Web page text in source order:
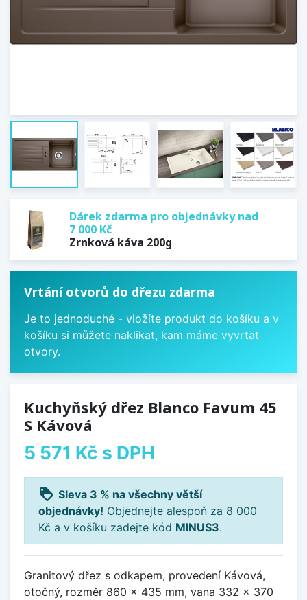
Dárek zdarma pro objednávky nad
7 000 Kč
Zrnková káva 200g
Vrtání otvorů do dřezu zdarma
Je to jednoduché - vložíte produkt do košíku a v
košíku si můžete naklikat, kam máme vyvrtat
otvory.
Kuchyňský dřez Blanco Favum 45
S Kávová
5 571 Kč s DPH
loyalty Sleva 3 % na všechny větší
objednávky! Objednejte alespoň za 8 000
Kč a v košíku zadejte kód MINUS3.
Granitový dřez s odkapem, provedení Kávová,
otočný, rozměr 860 x 435 mm, vana 332 x 370